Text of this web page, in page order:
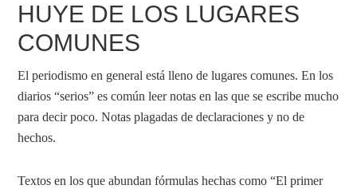
HUYE DE LOS LUGARES
COMUNES
El periodismo en general está lleno de lugares comunes. En los
diarios “serios” es común leer notas en las que se escribe mucho
para decir poco. Notas plagadas de declaraciones y no de
hechos.
Textos en los que abundan fórmulas hechas como “El primer